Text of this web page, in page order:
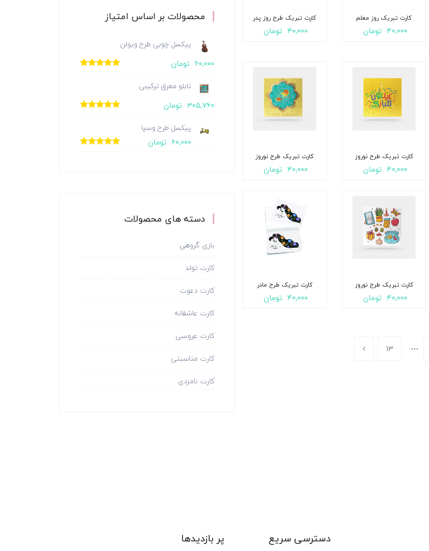
کارت تبریک روز معلم
۴۰,۰۰۰ تومان
کارت تبریک طرح روز پدر
۴۰,۰۰۰ تومان
کارت تبریک طرح نوروز
۴۰,۰۰۰ تومان
کارت تبریک طرح نوروز
۴۰,۰۰۰ تومان
کارت تبریک طرح نوروز
۴۰,۰۰۰ تومان
کارت تبریک طرح مادر
۴۰,۰۰۰ تومان
…
13
محصولات بر اساس امتیاز
پیکسل چوبی طرح ویولن
۶۰,۰۰۰ تومان
تابلو معرق ترکیبی
۳۰۵,۷۶۰ تومان
پیکسل طرح وسپا
۶۰,۰۰۰ تومان
دسته های محصولات
بازی گروهی
کارت تولد
کارت دعوت
کارت عاشقانه
کارت عروسی
کارت مناسبتی
کارت نامزدی
دسترسی سریع پر بازدیدها